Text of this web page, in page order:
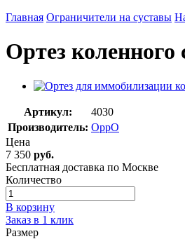
Главная Ограничители на суставы
Ортез коленного
Артикул:
4030
Производитель: OppO
Цена
7 350 руб.
Бесплатная доставка по Москве
Количество
В корзину
Заказ в 1 клик
Размер